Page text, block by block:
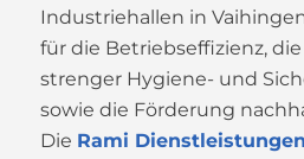
Industriehallen in
für die Betriebseffizienz,
strenger Hygiene- und
sowie die Förderung
Die Rami